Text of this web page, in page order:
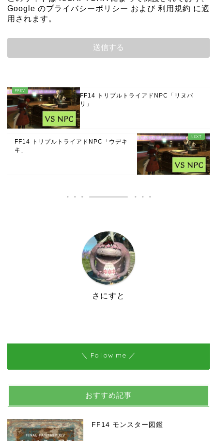
Google のプライバシーポリシー および 利用規約 に適
用されます。
FF14 トリプルトライアドNPC「リヌバ
リ」
FF14 トリプルトライアドNPC「ウデキ
キ」
さにすと
＼ Follow me ／
おすすめ記事
FF14 モンスター図鑑